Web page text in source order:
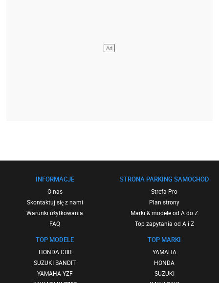
INFORMACJE
O nas
Skontaktuj się z nami
Warunki użytkowania
FAQ
TOP MODELE
HONDA CBR
SUZUKI BANDIT
YAMAHA YZF
STRONA PARKING SAMOCHOD
Strefa Pro
Plan strony
Marki & modele od A do Z
Top zapytania od A i Z
TOP MARKI
YAMAHA
HONDA
SUZUKI